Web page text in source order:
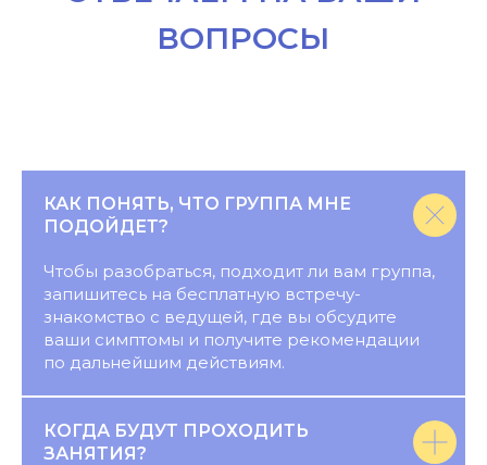
КАК ПОНЯТЬ, ЧТО ГРУППА МНЕ
ПОДОЙДЕТ?
Чтобы разобраться, подходит ли вам группа,
запишитесь на бесплатную встречу-
знакомство с ведущей, где вы обсудите
ваши симптомы и получите рекомендации
по дальнейшим действиям.
КОГДА БУДУТ ПРОХОДИТЬ
ЗАНЯТИЯ?